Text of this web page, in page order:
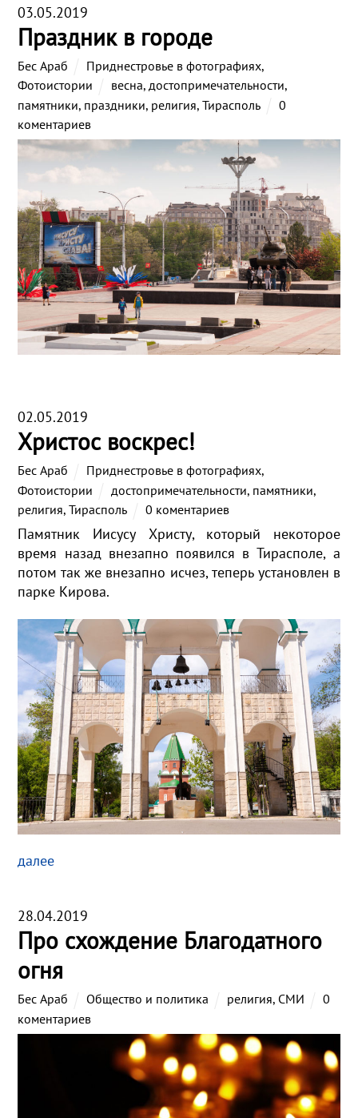
03.05.2019
Праздник в городе
Бес Араб Приднестровье в фотографиях,
Фотоистории
весна,достопримечательности,
памятники, праздники, религия,Тирасполь
0
коментариев
02.05.2019
Христос воскрес!
Бес Араб Приднестровье в фотографиях,
Фотоистории
достопримечательности, памятники,
религия,Тирасполь 0 коментариев
Памятник Иисусу Христу, который некоторое
время назад внезапно появился в Тирасполе, а
потом так же внезапно исчез, теперь установлен в
парке Кирова.
далее
28.04.2019
Про схождение Благодатного
огня
Бес Араб Общество и политика религия, СМИ
0
коментариев